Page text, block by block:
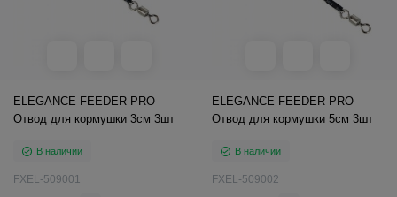
ELEGANCE FEEDER PRO
Отвод для кормушки 3см 3шт
В наличии
FXEL-509001
ELEGANCE FEEDER PRO
Отвод для кормушки 5см 3шт
В наличии
FXEL-509002